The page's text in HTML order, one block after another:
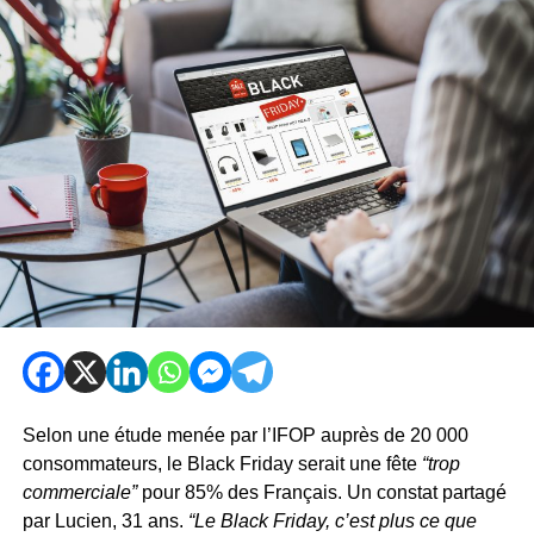
Selon une étude menée par l’IFOP auprès de 20 000
consommateurs, le Black Friday serait une fête“trop
commerciale”pour 85% des Français. Un constat partagé
par Lucien, 31 ans. “Le Black Friday, c’est plus ce que